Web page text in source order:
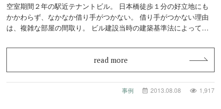
空室期間２年の駅近テナントビル。 日本橋徒歩１分の好立地にも
かかわらず、なかなか借り手がつかない。 借り手がつかない理由
は、複雑な部屋の間取り。 ビル建設当時の建築基準法によって、
read more
事例 2013.08.08 1,917